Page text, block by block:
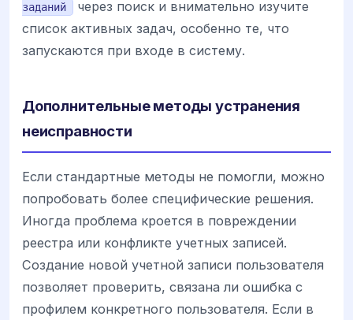
заданий
через поиск и внимательно изучите
список активных задач, особенно те, что
запускаются при входе в систему.
Дополнительные методы устранения
неисправности
Если стандартные методы не помогли, можно
попробовать более специфические решения.
Иногда проблема кроется в повреждении
реестра или конфликте учетных записей.
Создание новой учетной записи пользователя
позволяет проверить, связана ли ошибка с
профилем конкретного пользователя. Если в